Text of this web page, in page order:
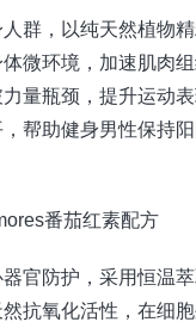
，以纯天然植物精
微环境，加速肌肉
量瓶颈，提升运动
帮助健身男性保持
番茄红素配方
防护，采用恒温萃
抗氧化活性，在细